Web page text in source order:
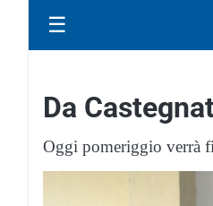
☰
Da
Oggi pomeriggio verrà